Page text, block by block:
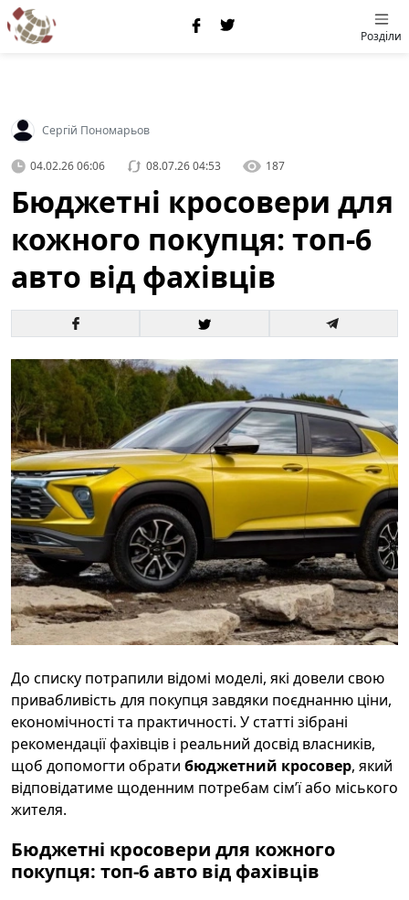
Розділи
Сергій Пономарьов
04.02.26 06:06 08.07.26 04:53 187
Бюджетні кросовери для
кожного покупця: топ-6
авто від фахівців
До списку потрапили відомі моделі, які довели свою
привабливість для покупця завдяки поєднанню ціни,
економічності та практичності. У статті зібрані
рекомендації фахівців і реальний досвід власників,
щоб допомогти обрати бюджетний кросовер, який
відповідатиме щоденним потребам сім’ї або міського
жителя.
Бюджетні кросовери для кожного
покупця: топ-6 авто від фахівців